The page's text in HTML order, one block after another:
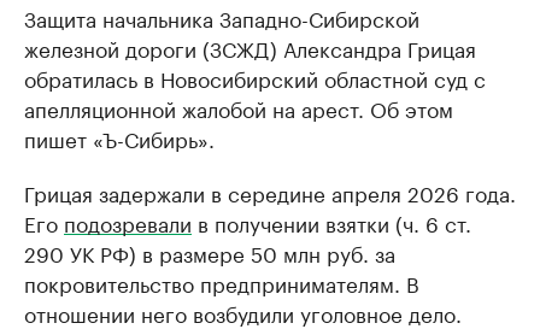
Защита начальника Западно-Сибирской
железной дороги (ЗСЖД) Александра Грицая
обратилась в Новосибирский областной суд с
апелляционной жалобой на арест. Об этом
пишет «Ъ-Сибирь».
Грицая задержали в середине апреля 2026 года.
Его подозревали в получении взятки (ч. 6 ст.
290 УК РФ) в размере 50 млн руб. за
покровительство предпринимателям. В
отношении него возбудили уголовное дело.